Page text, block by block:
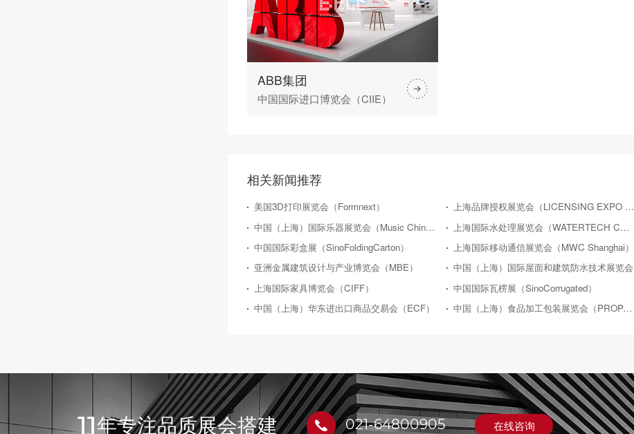
ABB集团
中国国际进口博览会（CIIE）
相关新闻推荐
美国3D打印展览会（Formnext） 上海品牌授权展览会（LICENSING EXPO CHINA）
中国（上海）国际乐器展览会（Music China）
上海国际水处理展览会（WATERTECH CHINA）
中国国际彩盒展（SinoFoldingCarton）
上海国际移动通信展览会（MWC Shanghai）
亚洲金属建筑设计与产业博览会（MBE）
中国（上海）国际屋面和建筑防水技术展览会
上海国际家具博览会（CIFF）
中国国际瓦楞展（SinoCorrugated）
中国（上海）华东进出口商品交易会（ECF）
中国（上海）食品加工包装展览会（PROPAK CHINA）
11年专注品质展会搭建 021-64800905 在线咨询